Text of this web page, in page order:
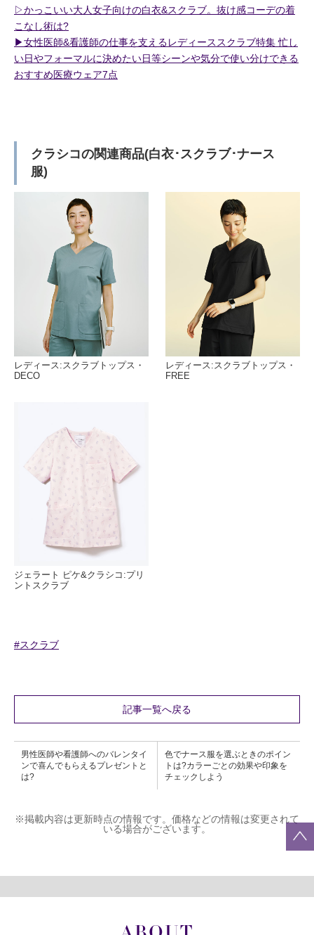
▷かっこいい大人女子向けの白衣&スクラブ。抜け感コーデの着
こなし術は?
▶︎女性医師&看護師の仕事を支えるレディーススクラブ特集 忙し
い日やフォーマルに決めたい日等シーンや気分で使い分けできる
おすすめ医療ウェア7点
クラシコの関連商品(白衣･スクラブ･ナース
服)
レディース:スクラブトップス・
DECO
レディース:スクラブトップス・
FREE
ジェラート ピケ&クラシコ:プリ
ントスクラブ
#スクラブ
記事一覧へ戻る
男性医師や看護師へのバレンタイ
ンで喜んでもらえるプレゼントと
は?
色でナース服を選ぶときのポイン
トは?カラーごとの効果や印象を
チェックしよう
※掲載内容は更新時点の情報です。価格などの情報は変更されて
いる場合がございます。